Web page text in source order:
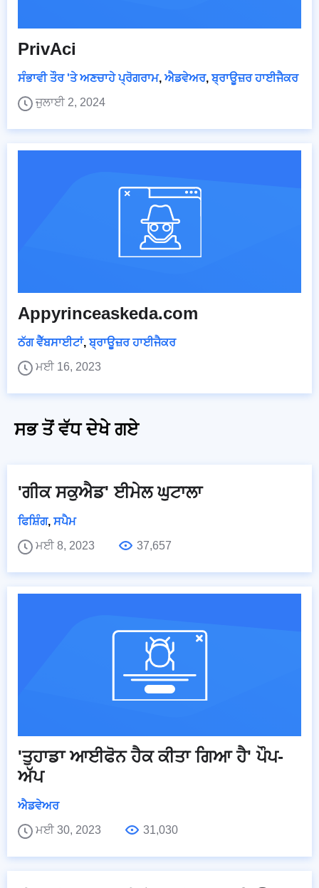
PrivAci
ਸੰਭਾਵੀ ਤੌਰ 'ਤੇ ਅਣਚਾਹੇ ਪ੍ਰੋਗਰਾਮ, ਐਡਵੇਅਰ,ਬ੍ਰਾਊਜ਼ਰ ਹਾਈਜੈਕਰ
ਜੁਲਾਈ 2, 2024
Appyrinceaskeda.com
ਠੱਗ ਵੈੱਬਸਾਈਟਾਂ,ਬ੍ਰਾਊਜ਼ਰ ਹਾਈਜੈਕਰ
ਮਈ 16, 2023
ਸਭ ਤੋਂ ਵੱਧ ਦੇਖੇ ਗਏ
'ਗੀਕ ਸਕੁਐਡ' ਈਮੇਲ ਘੁਟਾਲਾ
ਫਿਸ਼ਿੰਗ, ਸਪੈਮ
ਮਈ 8, 2023
37,657
'ਤੁਹਾਡਾ ਆਈਫੋਨ ਹੈਕ ਕੀਤਾ ਗਿਆ ਹੈ' ਪੌਪ-
ਅੱਪ
ਐਡਵੇਅਰ
ਮਈ 30, 2023
31,030